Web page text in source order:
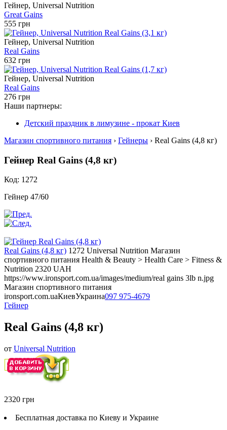
Гейнер, Universal Nutrition
Great Gains
555 грн
Гейнер, Universal Nutrition
Real Gains
632 грн
Гейнер, Universal Nutrition
Real Gains
276 грн
Наши партнеры:
Детский праздник в лимузине - прокат Киев
Магазин спортивного питания › Гейнеры › Real Gains (4,8 кг)
Гейнер Real Gains (4,8 кг)
Код: 1272
Гейнер 47/60
Real Gains (4,8 кг) 1272 Universal Nutrition Магазин
спортивного питания Health & Beauty > Health Care > Fitness &
Nutrition 2320 UAH
https://www.ironsport.com.ua/images/medium/real gains 3lb n.jpg
Магазин спортивного питания
ironsport.com.uaКиевУкраина097 975-4679
Гейнер
Real Gains (4,8 кг)
от Universal Nutrition
2320 грн
Бесплатная доставка по Киеву и Украине